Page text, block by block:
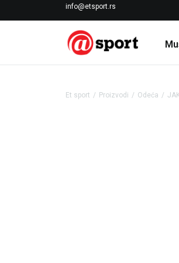
info@etsport.rs
LICENCIRANI CLEARANCE PARTNER ADIDAS
Et sport Proizvodi Odeća